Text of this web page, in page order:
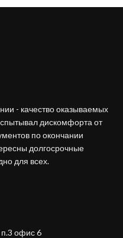
- качество оказываемых
дискомфорта от
по окончании
долгосрочные
для всех.
офис 6